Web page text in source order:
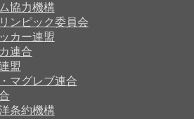
協力機構
ンピック委員会
カー連盟
連合
盟
マグレブ連合
条約機構